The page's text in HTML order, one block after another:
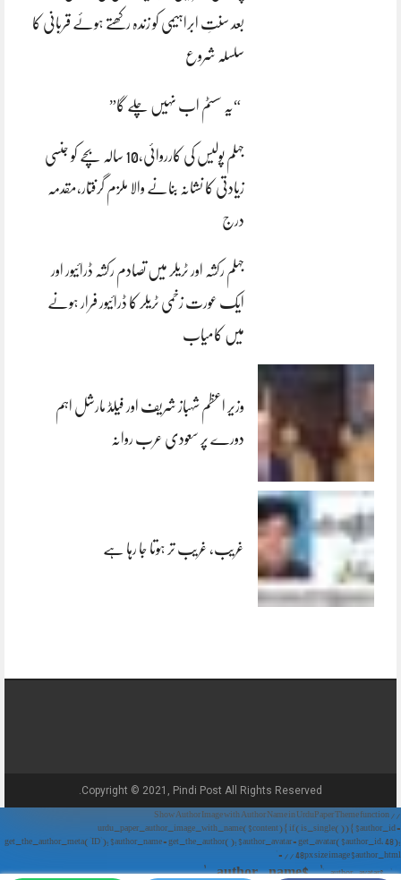
بعد سنتِ ابراہیمی کو زندہ رکھتے ہوئے قربانی کا
سلسلہ شروع
“یہ سسٹم اب نہیں چلے گا”
جہلم پولیس کی کارروائی،10 سالہ بچے کو جنسی
زیادتی کا نشانہ بنانے والا ملزم گرفتار،مقدمہ
درج
جہلم رکشہ اور ٹریلر میں تصادم رکشہ ڈرائیور اور
ایک عورت زخمی ٹریلر کا ڈرائیور فرار ہونے
میں کامیاب
وزیر اعظم شہباز شریف اور فیلڈ مارشل اہم
دورے پر سعودی عرب روانہ
غریب، غریب تر ہوتا جا رہا ہے
Copyright © 2021, Pindi Post All Rights Reserved.
// Show Author Image with Author Name in UrduPaper Theme function
urdu_paper_author_image_with_name($content) { if (is_single()) { $author_id =
get_the_author_meta('ID'); $author_name = get_the_author(); $author_avatar = get_avatar($author_id, 48);
// 48px size image $author_html = '
' . $author_avatar . '
' . $author_name . '